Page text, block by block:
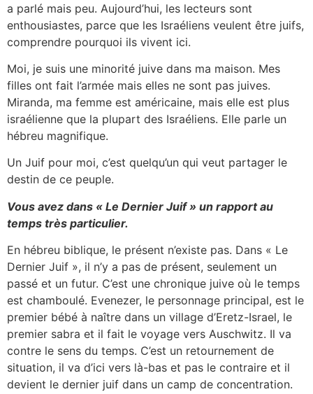
a parlé mais peu. Aujourd’hui, les lecteurs sont
enthousiastes, parce que les Israéliens veulent être juifs,
comprendre pourquoi ils vivent ici.
Moi, je suis une minorité juive dans ma maison. Mes
filles ont fait l’armée mais elles ne sont pas juives.
Miranda, ma femme est américaine, mais elle est plus
israélienne que la plupart des Israéliens. Elle parle un
hébreu magnifique.
Un Juif pour moi, c’est quelqu’un qui veut partager le
destin de ce peuple.
Vous avez dans « Le Dernier Juif » un rapport au
temps très particulier.
En hébreu biblique, le présent n’existe pas. Dans « Le
Dernier Juif », il n’y a pas de présent, seulement un
passé et un futur. C’est une chronique juive où le temps
est chamboulé. Evenezer, le personnage principal, est le
premier bébé à naître dans un village d’Eretz-Israel, le
premier sabra et il fait le voyage vers Auschwitz. Il va
contre le sens du temps. C’est un retournement de
situation, il va d’ici vers là-bas et pas le contraire et il
devient le dernier juif dans un camp de concentration.